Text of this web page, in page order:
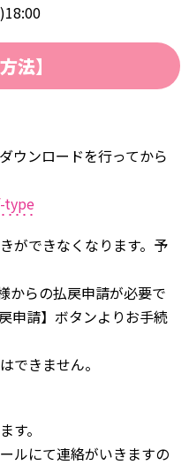
法】
ウンロードを行ってから
type
ができなくなります。予
からの払戻申請が必要で
申請】ボタンよりお手続
できません。
す。
ルにて連絡がいきますの